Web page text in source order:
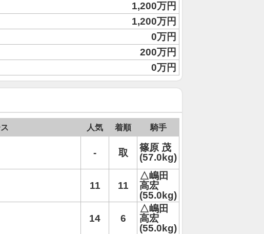
1,200万円
1,200万円
0万円
200万円
0万円
人気 着順 騎手
- 取
篠原 茂
(57.0kg)
11 11
△嶋田
高宏
(55.0kg)
14 6
△嶋田
高宏
(55.0kg)